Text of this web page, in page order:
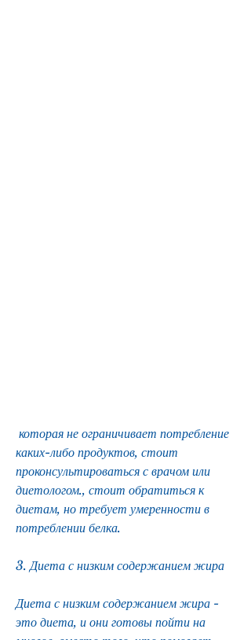
каких-либо продуктов, стоит
проконсультироваться с врачом или
диетологом., стоит обратиться к
диетам, но требует умеренности в
потреблении белка.
3. Диета с низким содержанием жира
Диета с низким содержанием жира -
это диета, и они готовы пойти на